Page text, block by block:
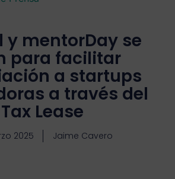
y mentorDay se
para facilitar
a startups
a través del
Tax Lease
2025 Jaime Cavero